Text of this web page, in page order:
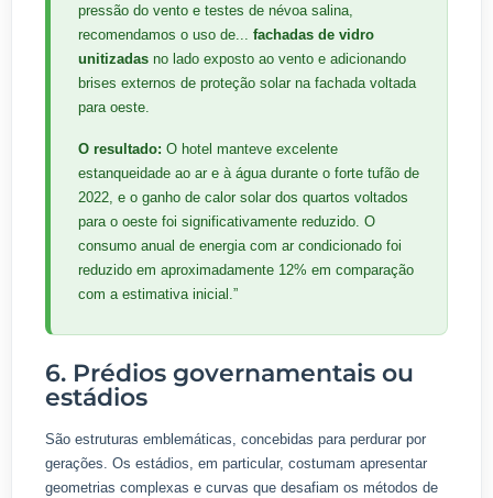
pressão do vento e testes de névoa salina,
recomendamos o uso de... fachadas de vidro
unitizadas no lado exposto ao vento e adicionando
brises externos de proteção solar na fachada voltada
para oeste.
O resultado: O hotel manteve excelente
estanqueidade ao ar e à água durante o forte tufão de
2022, e o ganho de calor solar dos quartos voltados
para o oeste foi significativamente reduzido. O
consumo anual de energia com ar condicionado foi
reduzido em aproximadamente 12% em comparação
com a estimativa inicial.”
6. Prédios governamentais ou
estádios
São estruturas emblemáticas, concebidas para perdurar por
gerações. Os estádios, em particular, costumam apresentar
geometrias complexas e curvas que desafiam os métodos de